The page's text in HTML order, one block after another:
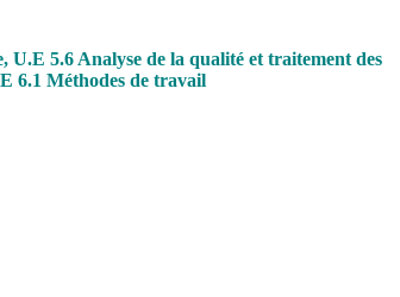
5.6 Analyse de la qualité et traitement des
6.1 Méthodes de travail